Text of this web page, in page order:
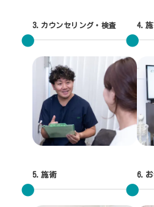
3. カウンセリング・検査 4.施
5.施術 6.